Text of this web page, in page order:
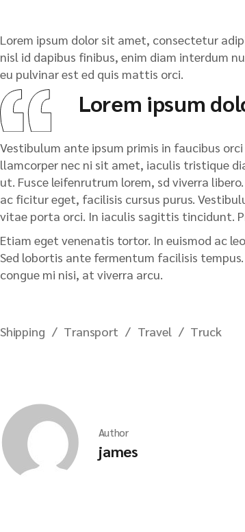
Lorem ipsum dolor sit amet, consectetur
nisl id dapibus finibus, enim diam interdum
eu pulvinar est ed quis mattis orci.
Lorem ipsum
Vestibulum ante ipsum primis in faucibus
llamcorper nec ni sit amet, iaculis tristique
ut. Fusce leifenrutrum lorem, sd viverra
ac ficitur eget, facilisis cursus purus.
vitae porta orci. In iaculis sagittis tincidunt.
Etiam eget venenatis tortor. In euismod ac
Sed lobortis ante fermentum facilisis
congue mi nisi, at viverra arcu.
Shipping Transport Travel Truck
Author
james